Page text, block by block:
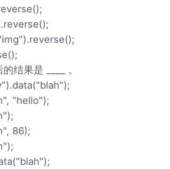
结果是 ____ 。
"hello");
86);